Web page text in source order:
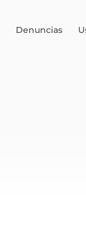
Denuncias